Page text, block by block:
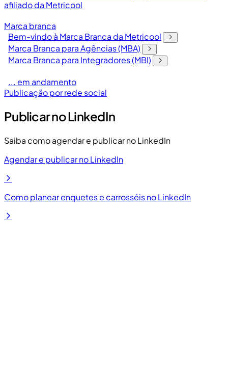
afiliado da Metricool
Marca branca
Bem-vindo à Marca Branca da Metricool
Marca Branca para Agências (MBA)
Marca Branca para Integradores (MBI)
... em andamento
Publicação por rede social
Publicar no LinkedIn
Saiba como agendar e publicar no LinkedIn
Agendar e publicar no LinkedIn
Como planear enquetes e carrosséis no LinkedIn